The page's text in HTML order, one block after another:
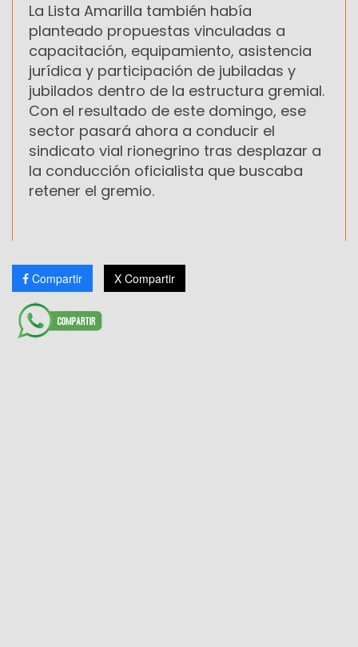
La Lista Amarilla también había
planteado propuestas vinculadas a
capacitación, equipamiento, asistencia
jurídica y participación de jubiladas y
jubilados dentro de la estructura gremial.
Con el resultado de este domingo, ese
sector pasará ahora a conducir el
sindicato vial rionegrino tras desplazar a
la conducción oficialista que buscaba
retener el gremio.
Compartir X Compartir